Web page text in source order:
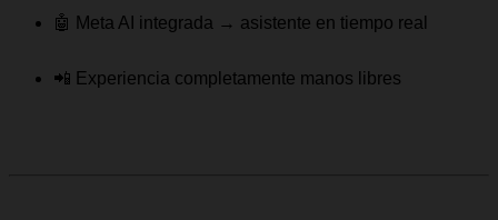
🤖 Meta AI integrada → asistente en tiempo real
📲 Experiencia completamente manos libres